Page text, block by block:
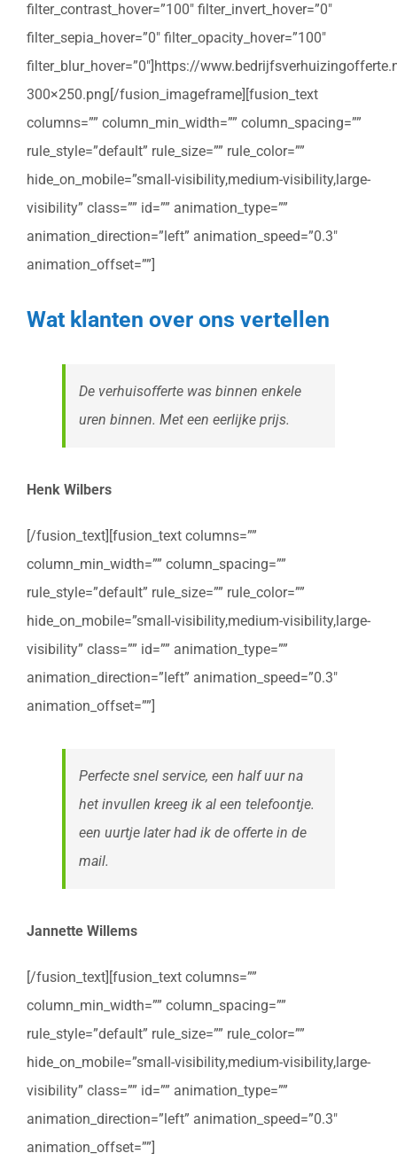
filter_contrast_hover=”100″ filter_invert_hover=”0″
filter_sepia_hover=”0″ filter_opacity_hover=”100″
filter_blur_hover=”0″]https://
300×250.png[/fusion_imageframe][fusion_text
columns=”” column_min_width=”” column_spacing=””
rule_style=”default” rule_size=”” rule_color=””
hide_on_mobile=”small-visibility,medium-visibility,large-
visibility” class=”” id=”” animation_type=””
animation_direction=”left” animation_speed=”0.3″
animation_offset=””]
Wat klanten over ons vertellen
De verhuisofferte was binnen enkele
uren binnen. Met een eerlijke prijs.
Henk Wilbers
[/fusion_text][fusion_text columns=””
column_min_width=”” column_spacing=””
rule_style=”default” rule_size=”” rule_color=””
hide_on_mobile=”small-visibility,medium-visibility,large-
visibility” class=”” id=”” animation_type=””
animation_direction=”left” animation_speed=”0.3″
animation_offset=””]
Perfecte snel service, een half uur na
het invullen kreeg ik al een telefoontje.
een uurtje later had ik de offerte in de
mail.
Jannette Willems
[/fusion_text][fusion_text columns=””
column_min_width=”” column_spacing=””
rule_style=”default” rule_size=”” rule_color=””
hide_on_mobile=”small-visibility,medium-visibility,large-
visibility” class=”” id=”” animation_type=””
animation_direction=”left” animation_speed=”0.3″
animation_offset=””]